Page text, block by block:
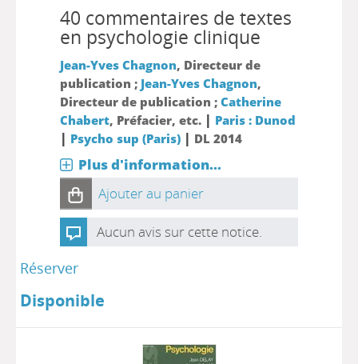
40 commentaires de textes
en psychologie clinique
Jean-Yves Chagnon, Directeur de
publication ; Jean-Yves Chagnon,
Directeur de publication ; Catherine
Chabert, Préfacier, etc. | Paris : Dunod
| Psycho sup (Paris)| DL 2014
Plus d'information...
Ajouter au panier
Aucun avis sur cette notice.
Réserver
Disponible